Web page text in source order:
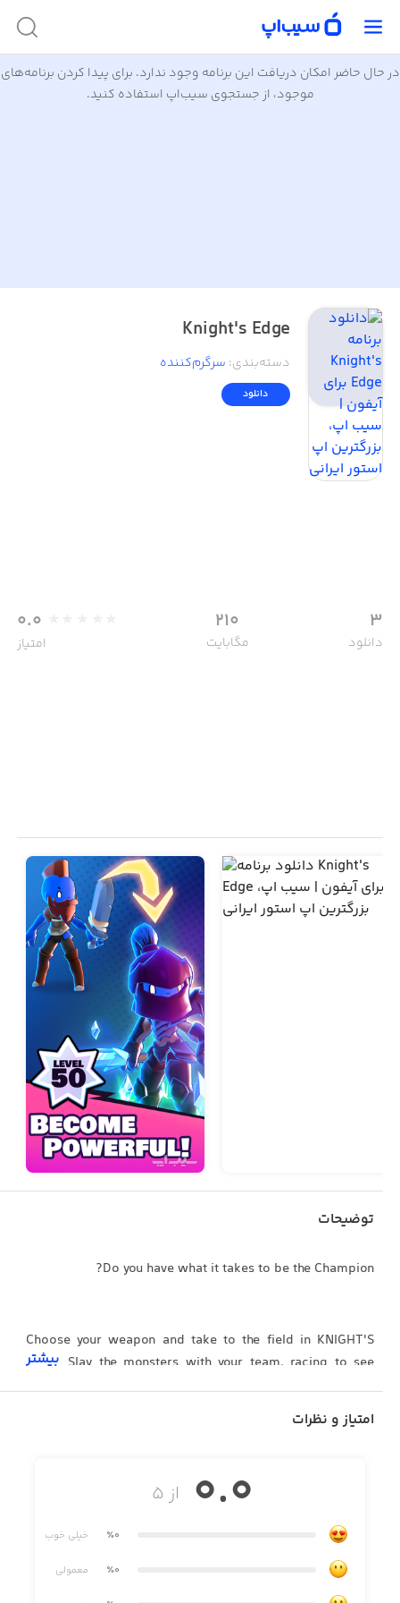
در حال حاضر امکان دریافت این برنامه وجود ندارد. برای پیدا کردن برنامه‌های
موجود، از جستجوی سیب‌اپ استفاده کنید.
Knight's Edge
دسته‌بندی: سرگرم‌کننده
دانلود
3
دانلود
210
مگابایت
0.0
امتیاز
توضیحات
Do you have what it takes to be the Champion?
Choose your weapon and take to the field in KNIGHT'S
EDGE! Slay the monsters with your team, racing to see
Compete against the other team in quick 3v3 multiplayer
بیشتر
امتیاز و نظرات
از ۵ 0.0
٪0 خیلی خوب
٪0 معمولی